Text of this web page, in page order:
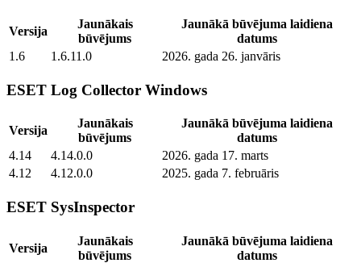
Versija
Jaunākais
būvējums
Jaunākā būvējuma laidiena
datums
1.6
1.6.11.0 2026. gada 26. janvāris
ESET Log Collector Windows
Versija
Jaunākais
būvējums
Jaunākā būvējuma laidiena
datums
4.14
4.14.0.0
2026. gada 17. marts
4.12
4.12.0.0 2025. gada 7. februāris
ESET SysInspector
Versija
Jaunākais
būvējums
Jaunākā būvējuma laidiena
datums